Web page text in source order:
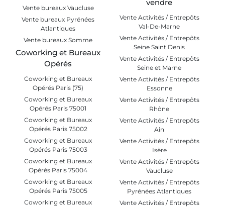
Vente bureaux Vaucluse
Vente bureaux Pyrénées
Atlantiques
Vente bureaux Somme
Coworking et Bureaux
Opérés
Coworking et Bureaux
Opérés Paris (75)
Coworking et Bureaux
Opérés Paris 75001
Coworking et Bureaux
Opérés Paris 75002
Coworking et Bureaux
Opérés Paris 75003
Coworking et Bureaux
Opérés Paris 75004
Coworking et Bureaux
Opérés Paris 75005
Coworking et Bureaux
vendre
Vente Activités / Entrepôts
Val-De-Marne
Vente Activités / Entrepôts
Seine Saint Denis
Vente Activités / Entrepôts
Seine et Marne
Vente Activités / Entrepôts
Essonne
Vente Activités / Entrepôts
Rhône
Vente Activités / Entrepôts
Ain
Vente Activités / Entrepôts
Isère
Vente Activités / Entrepôts
Vaucluse
Vente Activités / Entrepôts
Pyrénées Atlantiques
Vente Activités / Entrepôts